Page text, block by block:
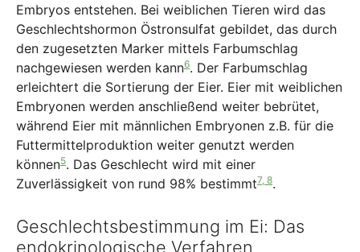
Embryos entstehen. Bei weiblichen Tieren wird das
Geschlechtshormon Östronsulfat gebildet, das durch
den zugesetzten Marker mittels Farbumschlag
nachgewiesen werden kann6. Der Farbumschlag
erleichtert die Sortierung der Eier. Eier mit weiblichen
Embryonen werden anschließend weiter bebrütet,
während Eier mit männlichen Embryonen z.B. für die
Futtermittelproduktion weiter genutzt werden
können5. Das Geschlecht wird mit einer
Zuverlässigkeit von rund 98% bestimmt7, 8.
Geschlechtsbestimmung im Ei: Das
endokrinologische Verfahren